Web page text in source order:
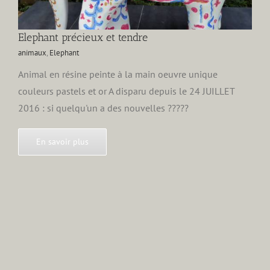
Elephant précieux et tendre
animaux, Elephant
Animal en résine peinte à la main oeuvre unique
couleurs pastels et or A disparu depuis le 24 JUILLET
2016 : si quelqu'un a des nouvelles ?????
En savoir plus